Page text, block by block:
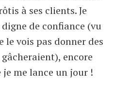
à ses clients. Je
de confiance (vu
le vois pas donner des
encore
me lance un jour !